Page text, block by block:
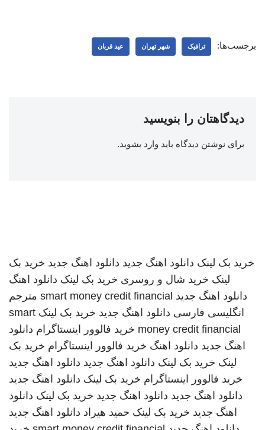
برچسب‌ها: ترافیک شهر تهران عید قربان
دیدگاهتان را بنویسید
برای نوشتن دیدگاه باید وارد بشوید.
خرید بک لینک دانلود اهنگ جدید دانلود اهنگ جدید خرید بک
لینک خرید شال و روسری خرید بک لینک دانلود اهنگ
دانلود اهنگ جدید smart money credit financial مترجم
انگلیسی فارسی دانلود اهنگ جدید خرید بک لینک smart
money credit financial خرید فالوور اینستاگرام دانلود
اهنگ جدید دانلود اهنگ خرید فالوور اینستاگرام خرید بک
لینک خرید بک لینک دانلود اهنگ جدید دانلود اهنگ جدید
خرید فالوور اینستاگرام خرید بک لینک دانلود اهنگ جدید
دانلود اهنگ جدید دانلود اهنگ جدید خرید بک لینک دانلود
اهنگ جدید خرید بک لینک حمید هیراد دانلود اهنگ جدید